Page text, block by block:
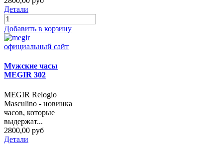
Детали
Добавить в корзину
Мужские часы
MEGIR 302
MEGIR Relogio
Masculino - новинка
часов, которые
выдержат...
2800,00 руб
Детали